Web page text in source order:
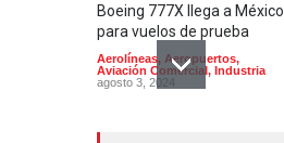
Boeing 777X llega a México
para vuelos de prueba
Aerolíneas, Aeropuertos,
Aviación Comercial, Industria
agosto 3, 2024